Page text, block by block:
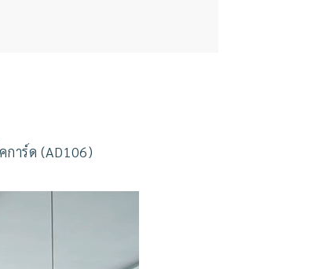
าร์ด (AD106)